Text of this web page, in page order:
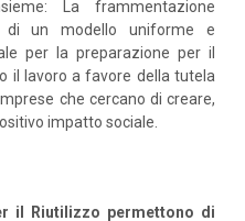
La frammentazione
di un modello uniforme e
per la preparazione per il
il lavoro a favore della tutela
che cercano di creare,
impatto sociale.
il Riutilizzo permettono di